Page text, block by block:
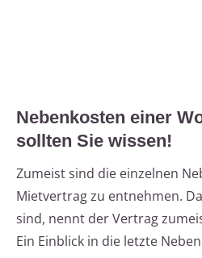
Nebenkosten einer
sollten Sie wissen!
Zumeist sind die einzelnen
Mietvertrag zu entnehmen.
sind, nennt der Vertrag
Ein Einblick in die letzte